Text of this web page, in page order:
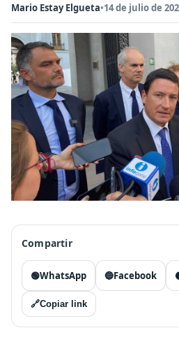
Mario Estay Elgueta•14 de julio de
Compartir
🟢WhatsApp 🔵Facebook
🔗Copiar link